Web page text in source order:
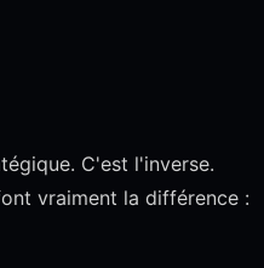
C'est l'inverse.
vraiment la différence :